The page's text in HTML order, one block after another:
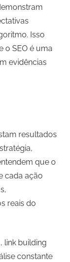
Isso
o SEO é uma
evidências
resultados
que o
cada ação
reais do
link building
constante